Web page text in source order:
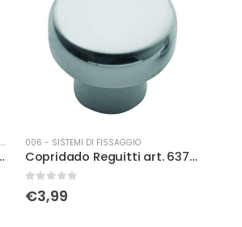
c/pl f/y olv
006 - SISTEMI DI FISSAGGIO
Copridado Reguitti art. 637 brz
Su 5
€3,99